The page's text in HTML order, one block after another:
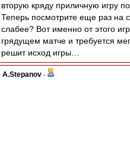
вторую кряду приличную игру
Теперь посмотрите еще раз на
слабее? Вот именно от этого
грядущем матче и требуется
решит исход игры…
A.Stepanov -